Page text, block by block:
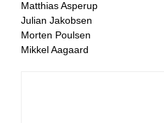
Matthias Asperup
Julian Jakobsen
Morten Poulsen
Mikkel Aagaard